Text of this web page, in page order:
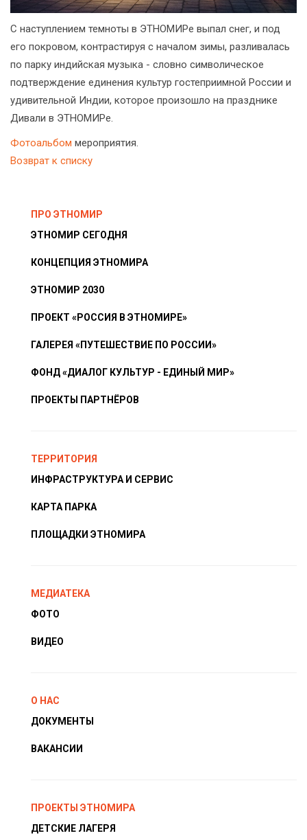
С наступлением темноты в ЭТНОМИРе выпал снег, и под
его покровом, контрастируя с началом зимы, разливалась
по парку индийская музыка - словно символическое
подтверждение единения культур гостеприимной России и
удивительной Индии, которое произошло на празднике
Дивали в ЭТНОМИРе.
Фотоальбом мероприятия.
Возврат к списку
ПРО ЭТНОМИР
ЭТНОМИР СЕГОДНЯ
КОНЦЕПЦИЯ ЭТНОМИРА
ЭТНОМИР 2030
ПРОЕКТ «РОССИЯ В ЭТНОМИРЕ»
ГАЛЕРЕЯ «ПУТЕШЕСТВИЕ ПО РОССИИ»
ФОНД «ДИАЛОГ КУЛЬТУР - ЕДИНЫЙ МИР»
ПРОЕКТЫ ПАРТНЁРОВ
ТЕРРИТОРИЯ
ИНФРАСТРУКТУРА И СЕРВИС
КАРТА ПАРКА
ПЛОЩАДКИ ЭТНОМИРА
МЕДИАТЕКА
ФОТО
ВИДЕО
О НАС
ДОКУМЕНТЫ
ВАКАНСИИ
ПРОЕКТЫ ЭТНОМИРА
ДЕТСКИЕ ЛАГЕРЯ